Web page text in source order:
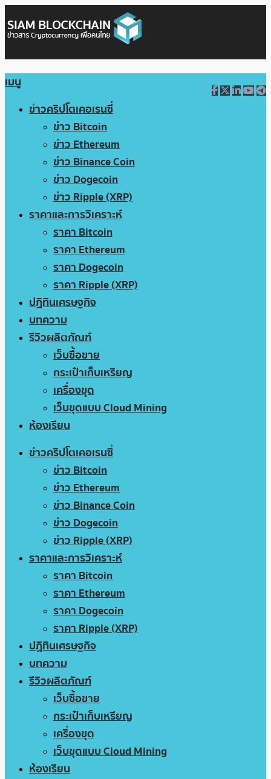
เมนู
ข่าวคริปโตเคอเรนซี่
ข่าว Bitcoin
ข่าว Ethereum
ข่าว Binance Coin
ข่าว Dogecoin
ข่าว Ripple (XRP)
ราคาและการวิเคราะห์
ราคา Bitcoin
ราคา Ethereum
ราคา Dogecoin
ราคา Ripple (XRP)
ปฏิทินเศรษฐกิจ
บทความ
รีวิวผลิตภัณฑ์
เว็บซื้อขาย
กระเป๋าเก็บเหรียญ
เครื่องขุด
เว็บขุดแบบ Cloud Mining
ห้องเรียน
ข่าวคริปโตเคอเรนซี่
ข่าว Bitcoin
ข่าว Ethereum
ข่าว Binance Coin
ข่าว Dogecoin
ข่าว Ripple (XRP)
ราคาและการวิเคราะห์
ราคา Bitcoin
ราคา Ethereum
ราคา Dogecoin
ราคา Ripple (XRP)
ปฏิทินเศรษฐกิจ
บทความ
รีวิวผลิตภัณฑ์
เว็บซื้อขาย
กระเป๋าเก็บเหรียญ
เครื่องขุด
เว็บขุดแบบ Cloud Mining
ห้องเรียน